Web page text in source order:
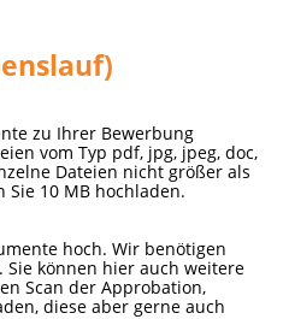
zu Ihrer Bewerbung
vom Typ pdf, jpg, jpeg, doc,
Dateien nicht größer als
Sie 10 MB hochladen.
hoch. Wir benötigen
können hier auch weitere
Scan der Approbation,
diese aber gerne auch